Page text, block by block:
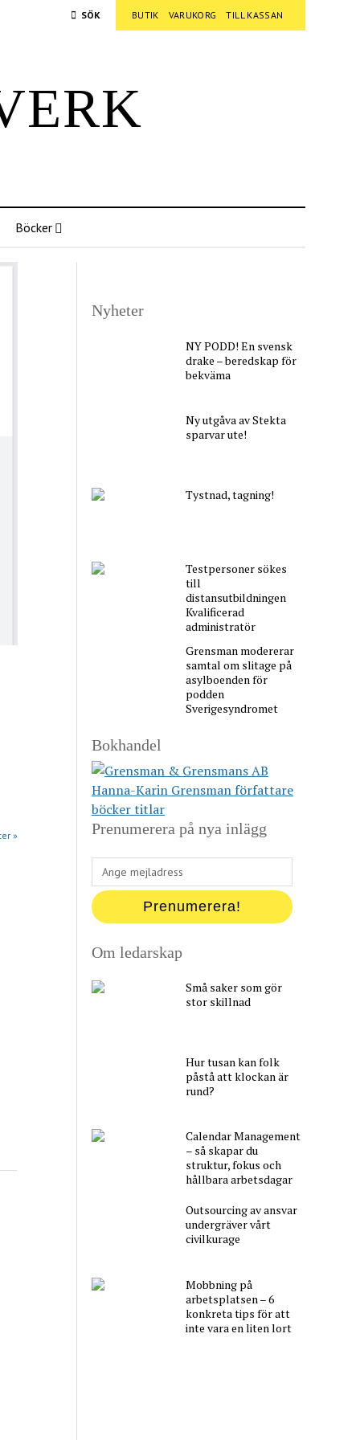
BUTIK VARUKORG TILL KASSAN
SÖK
Böcker
»
Nyheter
NY PODD! En svensk
drake – beredskap för
bekväma
Ny utgåva av Stekta
sparvar ute!
Tystnad, tagning!
Testpersoner sökes
till
distansutbildningen
Kvalificerad
administratör
Grensman modererar
samtal om slitage på
asylboenden för
podden
Sverigesyndromet
Bokhandel
Prenumerera på nya inlägg
Ange
mejladress
Prenumerera!
Om ledarskap
Små saker som gör
stor skillnad
Hur tusan kan folk
påstå att klockan är
rund?
Calendar Management
– så skapar du
struktur, fokus och
hållbara arbetsdagar
Outsourcing av ansvar
undergräver vårt
civilkurage
Mobbning på
arbetsplatsen – 6
konkreta tips för att
inte vara en liten lort